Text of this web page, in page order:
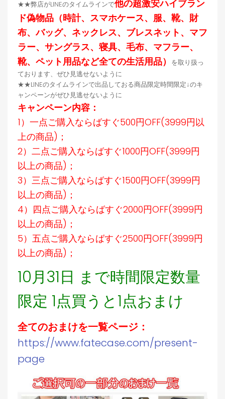
★★弊店がLINEのタイムラインで他の超激安ハイブラン
ド偽物品（時計、スマホケース、服、靴、財
布、バッグ、ネックレス、ブレスネット、マフ
ラー、サングラス、寝具、毛布、マフラー、
靴、ペット用品など全ての生活用品）
を取り扱っ
ております、ぜひ見逃せないように
★★LINEのタイムラインで出品しておる商品限定時間限定↓のキ
ャンペーンがぜひ見逃せないように
キャンペーン内容：
1）一点ご購入ならばすぐ500円OFF(3999円以
上の商品)；
2）二点ご購入ならばすぐ1000円OFF(3999円
以上の商品)；
3）三点ご購入ならばすぐ1500円OFF(3999円
以上の商品)；
4）四点ご購入ならばすぐ2000円OFF(3999円
以上の商品)；
5）五点ご購入ならばすぐ2500円OFF(3999円
以上の商品)；
10月31日 まで時間限定数量
限定 1点買うと1点おまけ
全てのおまけを一覧ページ：
https://www.fatecase.com/present-
page